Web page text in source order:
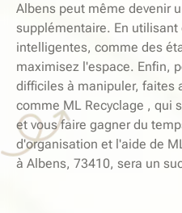
Albens peut même devenir
supplémentaire. En
intelligentes, comme des
maximisez l'espace. Enfin,
difficiles à manipuler, faites
comme ML Recyclage , qui
et vous faire gagner du
d'organisation et l'aide de
à Albens, 73410, sera un